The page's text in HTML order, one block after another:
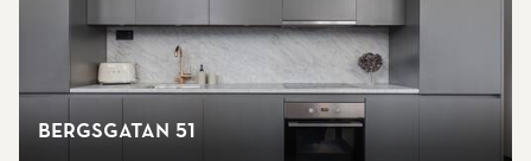
Bergsgatan 51